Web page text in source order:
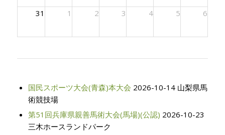
31 1 2 3 4 5 6
国民スポーツ大会(青森)本大会 2026-10-14 山梨県馬
術競技場
第51回兵庫県親善馬術大会(馬場)(公認) 2026-10-23
三木ホースランドパーク